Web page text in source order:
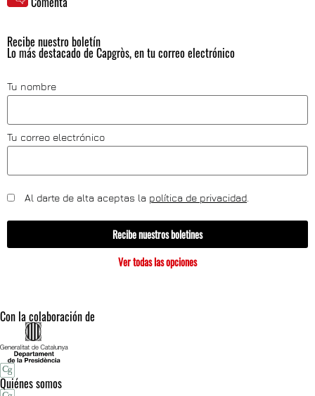
Recibe nuestro boletín
Lo más destacado de Capgròs, en tu correo electrónico
Tu nombre
Tu correo electrónico
Al darte de alta aceptas la política de privacidad.
Recibe nuestros boletines
Ver todas las opciones
Con la colaboración de
Quiénes somos